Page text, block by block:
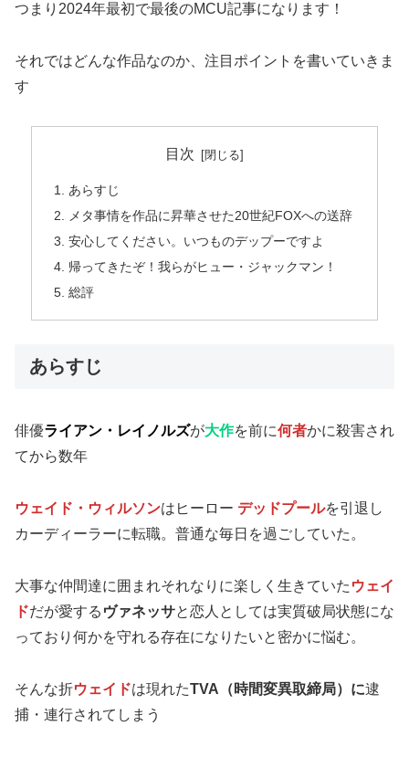
つまり2024年最初で最後のMCU記事になります！
それではどんな作品なのか、注目ポイントを書いていきま
す
目次
あらすじ
メタ事情を作品に昇華させた20世紀FOXへの送辞
安心してください。いつものデップーですよ
帰ってきたぞ！我らがヒュー・ジャックマン！
総評
あらすじ
俳優ライアン・レイノルズが大作を前に何者かに殺害され
てから数年
ウェイド・ウィルソンはヒーロー デッドプールを引退し
カーディーラーに転職。普通な毎日を過ごしていた。
大事な仲間達に囲まれそれなりに楽しく生きていた ウェイ
ドだが愛する ヴァネッサと恋人としては実質破局状態にな
っており何かを守れる存在になりたいと密かに悩む。
そんな折ウェイドは現れたTVA（時間変異取締局）に逮
捕・連行されてしまう